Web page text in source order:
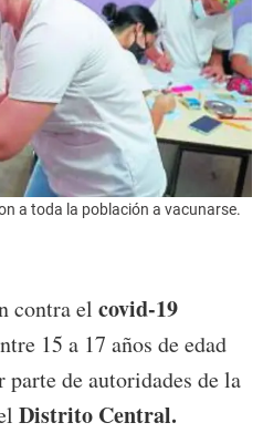
a toda la población a vacunarse.
contra el covid-19
15 a 17 años de edad
parte de autoridades de la
Distrito Central.